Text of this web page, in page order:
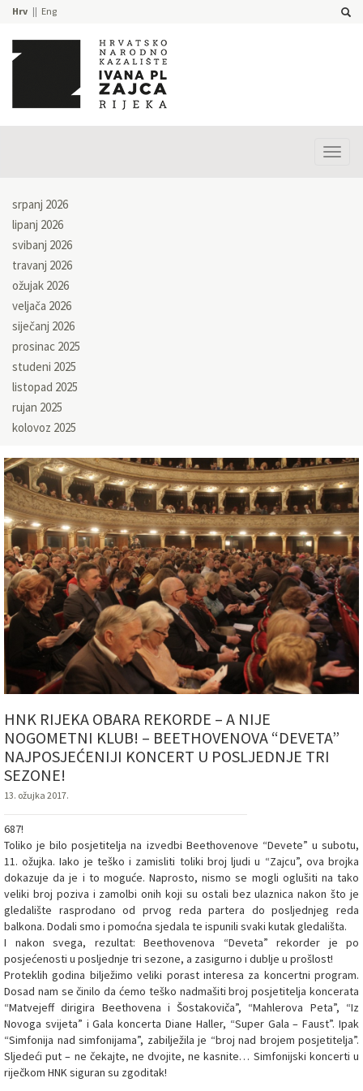
Hrv Eng
srpanj 2026
lipanj 2026
svibanj 2026
travanj 2026
ožujak 2026
veljača 2026
siječanj 2026
prosinac 2025
studeni 2025
listopad 2025
rujan 2025
kolovoz 2025
HNK RIJEKA OBARA REKORDE – A NIJE
NOGOMETNI KLUB! – BEETHOVENOVA “DEVETA”
NAJPOSJEĆENIJI KONCERT U POSLJEDNJE TRI
SEZONE!
13. ožujka 2017.
687!
Toliko je bilo posjetitelja na izvedbi Beethovenove “Devete” u subotu,
11. ožujka. Iako je teško i zamisliti toliki broj ljudi u “Zajcu”, ova brojka
dokazuje da je i to moguće. Naprosto, nismo se mogli oglušiti na tako
veliki broj poziva i zamolbi onih koji su ostali bez ulaznica nakon što je
gledalište rasprodano od prvog reda partera do posljednjeg reda
balkona. Dodali smo i pomoćna sjedala te ispunili svaki kutak gledališta.
I nakon svega, rezultat: Beethovenova “Deveta” rekorder je po
posjećenosti u posljednje tri sezone, a zasigurno i dublje u prošlost!
Proteklih godina bilježimo veliki porast interesa za koncertni program.
Dosad nam se činilo da ćemo teško nadmašiti broj posjetitelja koncerata
“Matvejeff dirigira Beethovena i Šostakoviča”, “Mahlerova Peta”, “Iz
Novoga svijeta” i Gala koncerta Diane Haller, “Super Gala – Faust”. Ipak
“Simfonija nad simfonijama”, zabilježila je “broj nad brojem posjetitelja”.
Sljedeći put – ne čekajte, ne dvojite, ne kasnite… Simfonijski koncerti u
riječkom HNK siguran su zgoditak!